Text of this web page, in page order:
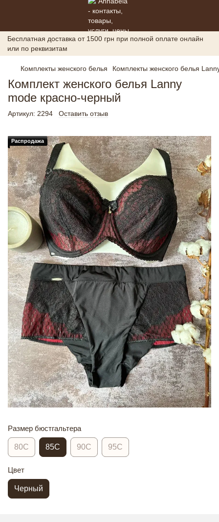
Бесплатная доставка от 1500 грн при полной оплате онлайн
или по реквизитам
Комплекты женского белья Комплекты женского белья
Комплект женского белья Lanny
mode красно-черный
Артикул: 2294 Оставить отзыв
Распродажа
Размер бюстгальтера
80C 85C 90C 95C
Цвет
Черный